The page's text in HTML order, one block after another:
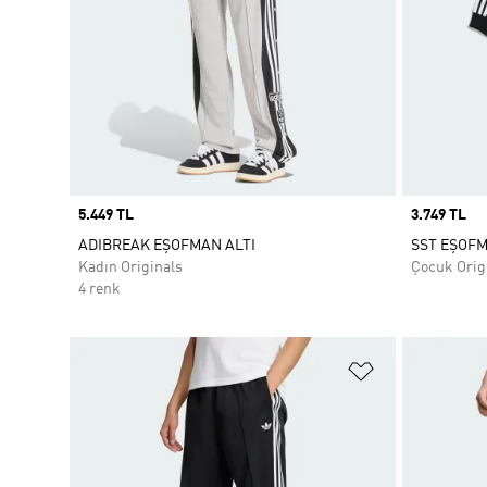
Price
5.449 TL
ADIBREAK EŞOFMAN ALTI
Kadın Originals
4 renk
Price
3.749 TL
SST
Çocuk
Favori